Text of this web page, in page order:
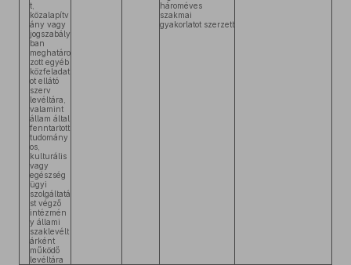
t,
közalapítv
ány vagy
jogszabály
ban
meghatáro
zott egyéb
közfeladat
ot ellátó
szerv
levéltára,
valamint
állam által
fenntartott
tudomány
os,
kulturális
vagy
egészség
ügyi
szolgáltatá
st végző
intézmén
y állami
szaklevélt
árként
működő
levéltára
hároméves
szakmai
gyakorlatot szerzett